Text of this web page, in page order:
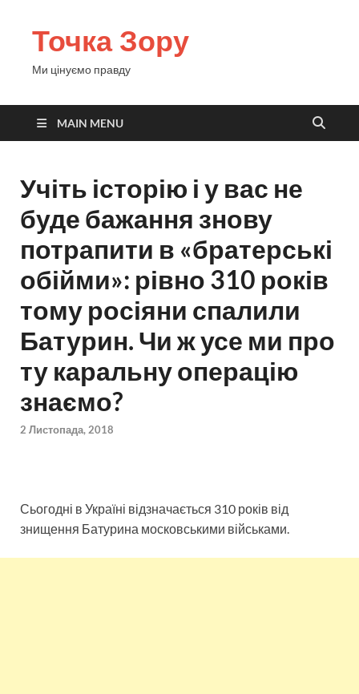
Точка Зору
Ми цінуємо правду
MAIN MENU
Учіть історію і у вас не
буде бажання знову
потрапити в «братерські
обійми»: рівно 310 років
тому росіяни спалили
Батурин. Чи ж усе ми про
ту каральну операцію
знаємо?
2 Листопада, 2018
Сьогодні в Україні відзначається 310 років від
знищення Батурина московськими військами.